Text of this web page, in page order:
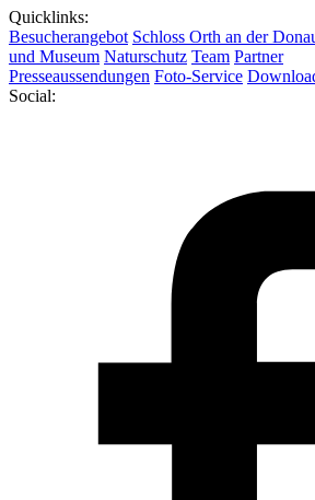
Quicklinks:
Besucherangebot Schloss Orth an der
und Museum Naturschutz Team Partner
Presseaussendungen Foto-Service
Social: